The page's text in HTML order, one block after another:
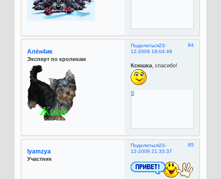
Поделиться 84
23-
12-2009 19:04:49
Алён4ик
Эксперт по кроликам
Ксюшка, спасибо!
0
Поделиться 85
23-
12-2009 21:33:37
lyamzya
Участник